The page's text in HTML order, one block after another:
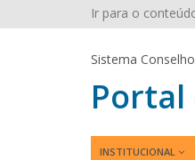
Ir para o
Sistema
Portal
INSTITUCIONAL